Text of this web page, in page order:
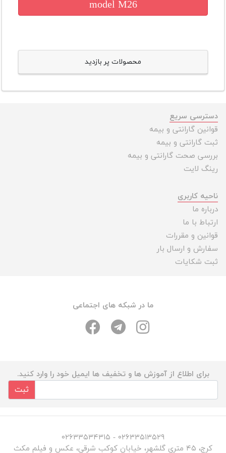
model M26
محصولات پر بازدید
دسترسی سریع
قوانین گارانتی و بیمه
ثبت گارانتی و بیمه
بررسی صحت گارانتی و بیمه
رینگ لایت
ناحیه کاربری
درباره ما
ارتباط با ما
قوانین و مقررات
سفارش و ارسال بار
ثبت شکایات
ما در شبکه های اجتماعی
برای اطلاع از آموزش ها و تخفیف ها ایمیل خود را وارد کنید.
ثبت
۰۲۶۳۳۵۱۳۵۲۹ - ۰۲۶۳۳۵۳۴۳۱۵
کرج، ۴۵ متری گلشهر، خیابان کوکب شرقی، عکس و فیلم مکث